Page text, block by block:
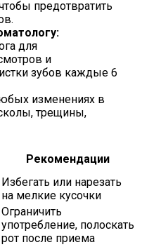
предотвратить
для
и
зубов каждые 6
изменениях в
трещины,
Рекомендации
Избегать или нарезать
на мелкие кусочки
Ограничить
употребление, полоскать
рот после приема